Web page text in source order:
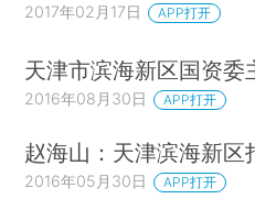
2017年02月17日 APP打开
天津市滨海新区国资委
2016年08月30日 APP打开
赵海山：天津滨海新区
2016年05月30日 APP打开